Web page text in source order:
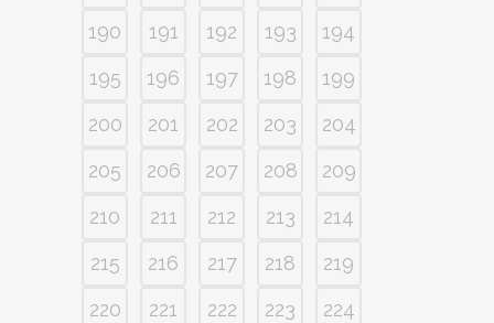
190
191 192 193
194
195
196 197 198
199
200
201 202 203
204
205
206 207 208
209
210
211 212 213
214
215
216 217 218
219
220
221 222 223
224